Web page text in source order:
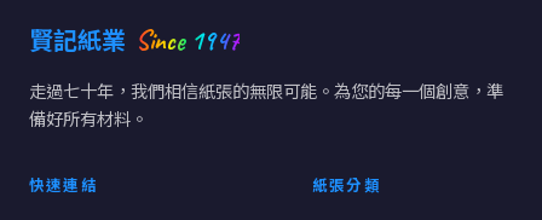
賢記紙業 Since 1947
走過七十年，我們相信紙張的無限可能。為您的每一個創意，準
備好所有材料。
快速連結 紙張分類